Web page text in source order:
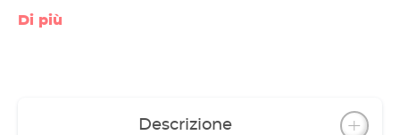
Di più
Descrizione